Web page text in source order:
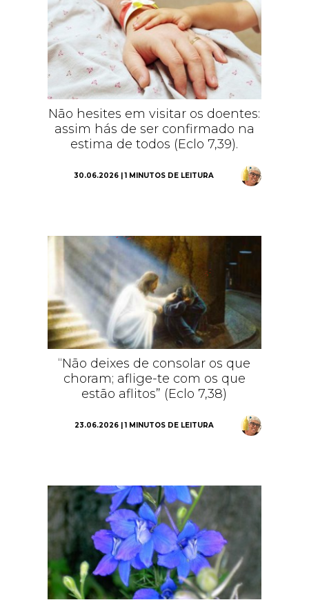
Não hesites em visitar os doentes:
assim hás de ser confirmado na
estima de todos (Eclo 7,39).
30.06.2026 | 1 MINUTOS DE LEITURA
“Não deixes de consolar os que
choram; aflige-te com os que
estão aflitos” (Eclo 7,38)
23.06.2026 | 1 MINUTOS DE LEITURA